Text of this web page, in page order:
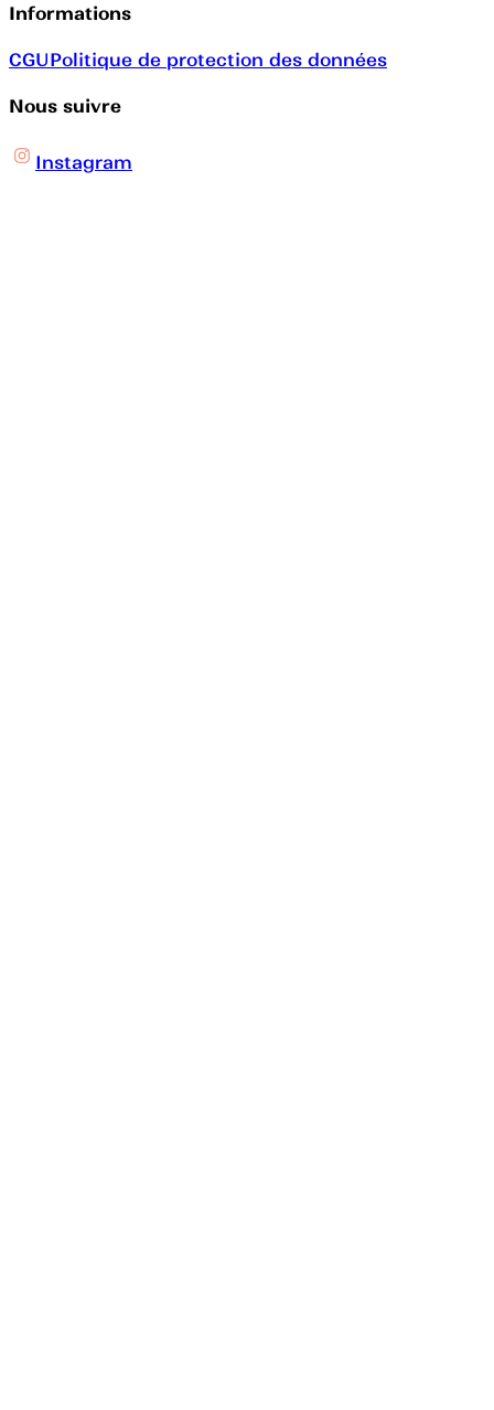
Informations
CGUPolitique de protection des données
Nous suivre
Instagram